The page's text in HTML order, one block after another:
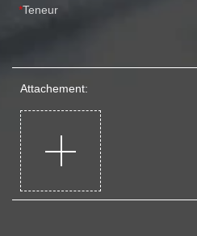
Teneur
Attachement: